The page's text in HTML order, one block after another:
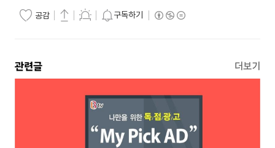
공감 구독하기
관련글 더보기